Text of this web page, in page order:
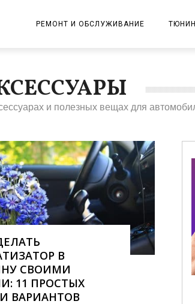
РЕМОНТ И ОБСЛУЖИВАНИЕ
ТРАНСМИССИЯ
ТОРМОЗА
ЭЛЕКТРИКА
ШИНЫ И ДИСКИ
ВЫХЛОПНАЯ СИСТЕМА
ТОПЛИВНАЯ СИСТЕМА
КУЗОВ
САЛОН
и полезных вещах для
В
СВОИМИ
11 ПРОСТЫХ
ВАРИАНТОВ